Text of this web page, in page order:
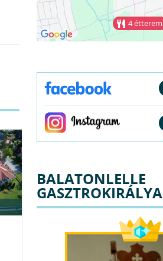
4 étterem
BALATONLELLE
GASZTROKIRÁLYA